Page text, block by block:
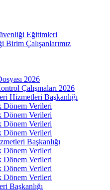
Eğitimleri
Birim Çalışanlarımız
2026
Çalışmaları 2026
Hizmetleri Başkanlığı
Dönem Verileri
Dönem Verileri
Dönem Verileri
Dönem Verileri
Başkanlığı
Dönem Verileri
Dönem Verileri
Dönem Verileri
Dönem Verileri
Başkanlığı